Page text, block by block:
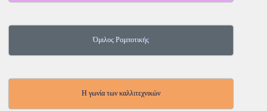
Όμιλος Ρομποτικής
Η γωνία των καλλιτεχνικών